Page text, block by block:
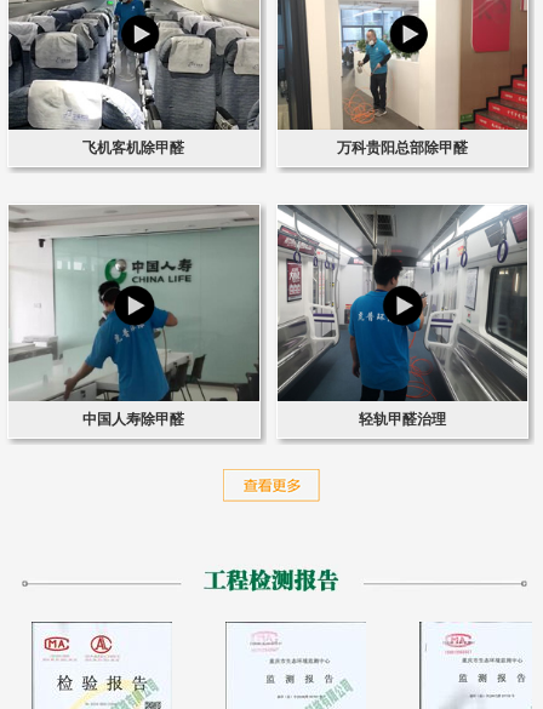
飞机客机除甲醛 万科贵阳总部除甲醛
中国人寿除甲醛 轻轨甲醛治理